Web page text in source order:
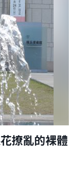
撩亂的裸體